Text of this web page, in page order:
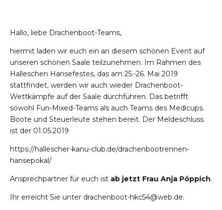
Hallo, liebe Drachenboot-Teams,
hiermit laden wir euch ein an diesem schönen Event auf
unseren schönen Saale teilzunehmen. Im Rahmen des
Halleschen Hansefestes, das am 25.-26. Mai 2019
stattfindet, werden wir auch wieder Drachenboot-
Wettkämpfe auf der Saale durchführen. Das betrifft
sowohl Fun-Mixed-Teams als auch Teams des Medicups.
Boote und Steuerleute stehen bereit. Der Meldeschluss
ist der 01.05.2019
https://hallescher-kanu-club.de/drachenbootrennen-
hansepokal/
Ansprechpartner für euch ist ab jetzt Frau Anja Pöppich.
Ihr erreicht Sie unter drachenboot-hkc54@web.de.